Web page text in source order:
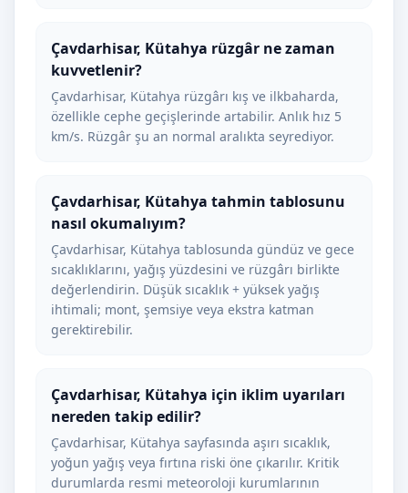
Çavdarhisar, Kütahya rüzgâr ne zaman
kuvvetlenir?
Çavdarhisar, Kütahya rüzgârı kış ve ilkbaharda,
özellikle cephe geçişlerinde artabilir. Anlık hız 5
km/s. Rüzgâr şu an normal aralıkta seyrediyor.
Çavdarhisar, Kütahya tahmin tablosunu
nasıl okumalıyım?
Çavdarhisar, Kütahya tablosunda gündüz ve gece
sıcaklıklarını, yağış yüzdesini ve rüzgârı birlikte
değerlendirin. Düşük sıcaklık + yüksek yağış
ihtimali; mont, şemsiye veya ekstra katman
gerektirebilir.
Çavdarhisar, Kütahya için iklim uyarıları
nereden takip edilir?
Çavdarhisar, Kütahya sayfasında aşırı sıcaklık,
yoğun yağış veya fırtına riski öne çıkarılır. Kritik
durumlarda resmi meteoroloji kurumlarının